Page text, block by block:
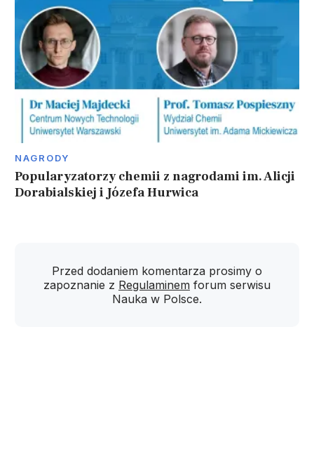
NAGRODY
Popularyzatorzy chemii z nagrodami im. Alicji
Dorabialskiej i Józefa Hurwica
Przed dodaniem komentarza prosimy o
zapoznanie z Regulaminem forum serwisu
Nauka w Polsce.